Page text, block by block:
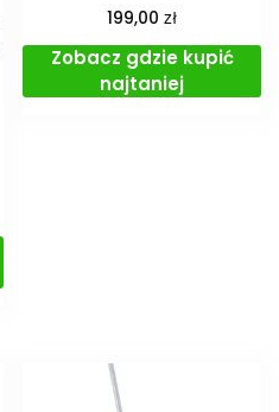
199,00zł
Zobacz gdzie kupić
najtaniej